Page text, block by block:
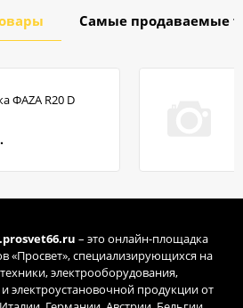
Самые продаваемые
ФАZA R20 D
– это онлайн-площадка
«Просвет», специализирующихся на
электрооборудования,
электроустановочной продукции от